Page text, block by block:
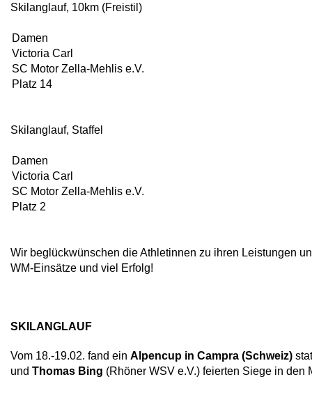
Skilanglauf, 10km (Freistil)
Damen
Victoria Carl
SC Motor Zella-Mehlis e.V.
Platz 14
Skilanglauf, Staffel
Damen
Victoria Carl
SC Motor Zella-Mehlis e.V.
Platz 2
Wir beglückwünschen die Athletinnen zu ihren Leistungen
WM-Einsätze und viel Erfolg!
SKILANGLAUF
Vom 18.-19.02. fand ein Alpencup in Campra (Schweiz)
und Thomas Bing (Rhöner WSV e.V.) feierten Siege in den